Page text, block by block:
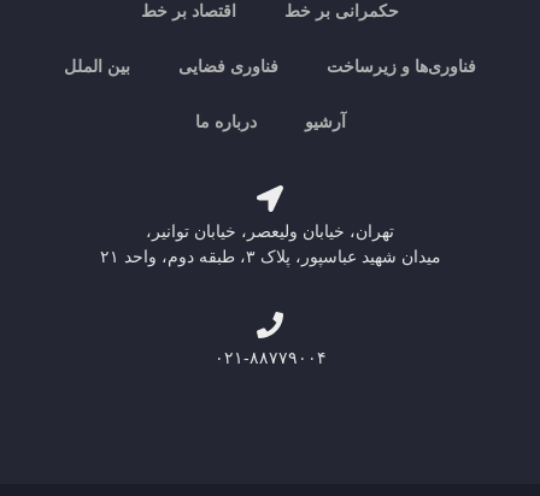
حکمرانی بر خط اقتصاد بر خط
فناوری‌ها و زیرساخت فناوری فضایی بین الملل
آرشیو درباره ما
تهران، خیابان ولیعصر، خیابان توانیر،
میدان شهید عباسپور، پلاک ۳، طبقه دوم، واحد ۲۱
۰۲۱-۸۸۷۷۹۰۰۴